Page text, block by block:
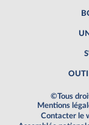
©Tous
Mentions
Contacter le